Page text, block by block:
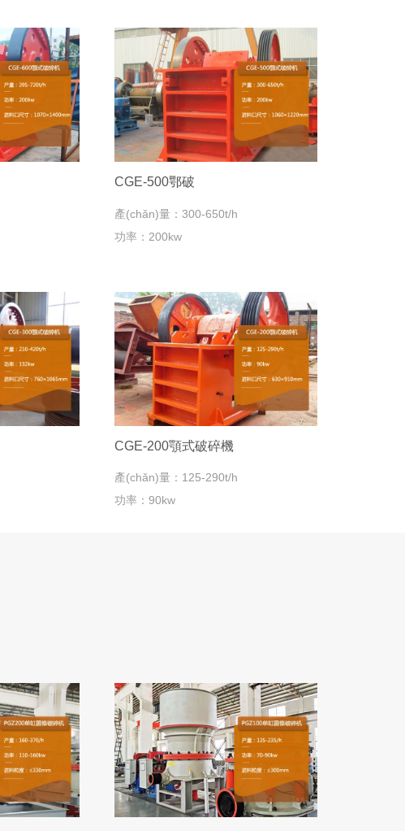
CGE-500鄂破
產(chǎn)量：300-650t/h
功率：200kw
CGE-200顎式破碎機
產(chǎn)量：125-290t/h
功率：90kw